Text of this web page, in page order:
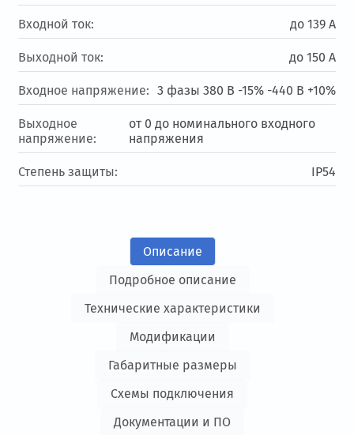
Входной ток: до 139 А
Выходной ток: до 150 А
Входное напряжение: 3 фазы 380 В -15% -440 В +10%
Выходное
напряжение:
от 0 до номинального входного
напряжения
Степень защиты: IP54
Описание
Подробное описание
Технические характеристики
Модификации
Габаритные размеры
Схемы подключения
Документации и ПО